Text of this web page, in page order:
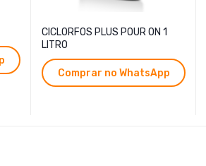
CICLORFOS PLUS POUR ON 1
LITRO
Comprar no WhatsApp